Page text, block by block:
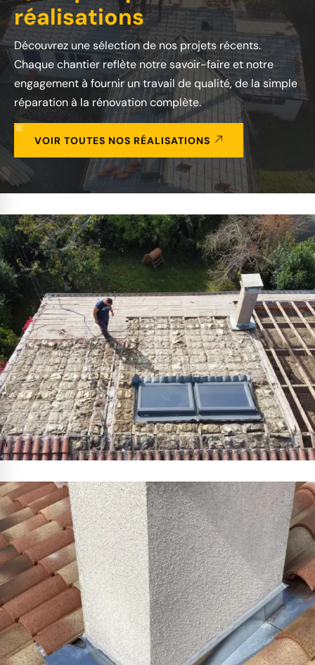
réalisations
Découvrez une sélection de nos projets récents.
Chaque chantier reflète notre savoir-faire et notre
engagement à fournir un travail de qualité, de la simple
réparation à la rénovation complète.
VOIR TOUTES NOS RÉALISATIONS